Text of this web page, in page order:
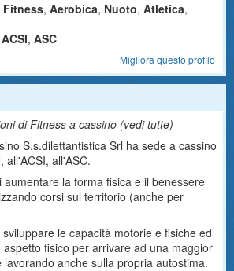
Fitness, Aerobica, Nuoto, Atletica,
ACSI, ASC
Migliora questo profilo
di Fitness a cassino (vedi tutte)
S.s.dilettantistica Srl ha sede a cassino
all'ACSI, all'ASC.
aumentare la forma fisica e il benessere
corsi sul territorio (anche per
le capacità motorie e fisiche ed
fisico per arrivare ad una maggior
lavorando anche sulla propria autostima.